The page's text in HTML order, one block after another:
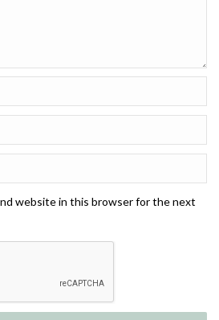
website in this browser for the next